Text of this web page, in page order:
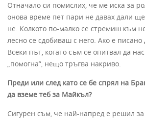
Отначало си помислих, че ме иска за
онова време пет пари не давах дали
не. Колкото по-малко се стремиш към
лесно се сдобиваш с него. Ако е писано
Всеки път, когато съм се опитвал да
„помогна”, нещо тръгва накриво.
Преди или след като се бе спрял на
да вземе теб за Майкъл?
Сигурен съм, че най-напред е решил за